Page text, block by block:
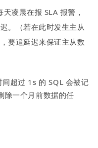
凌晨在报 SLA 报警，
。（若在此时发生主从
要追延迟来保证主从数
超过 1s 的 SQL 会被记
除一个月前数据的任